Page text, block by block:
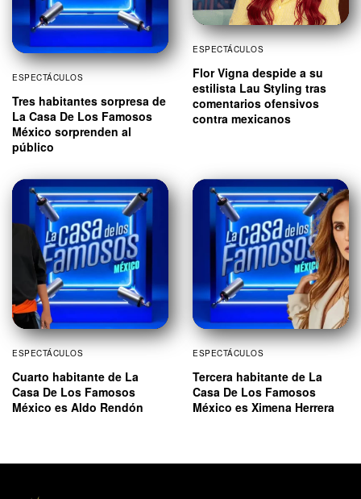
ESPECTÁCULOS
Tres habitantes sorpresa de
La Casa De Los Famosos
México sorprenden al
público
ESPECTÁCULOS
Flor Vigna despide a su
estilista Lau Styling tras
comentarios ofensivos
contra mexicanos
ESPECTÁCULOS
Cuarto habitante de La
Casa De Los Famosos
México es Aldo Rendón
ESPECTÁCULOS
Tercera habitante de La
Casa De Los Famosos
México es Ximena Herrera